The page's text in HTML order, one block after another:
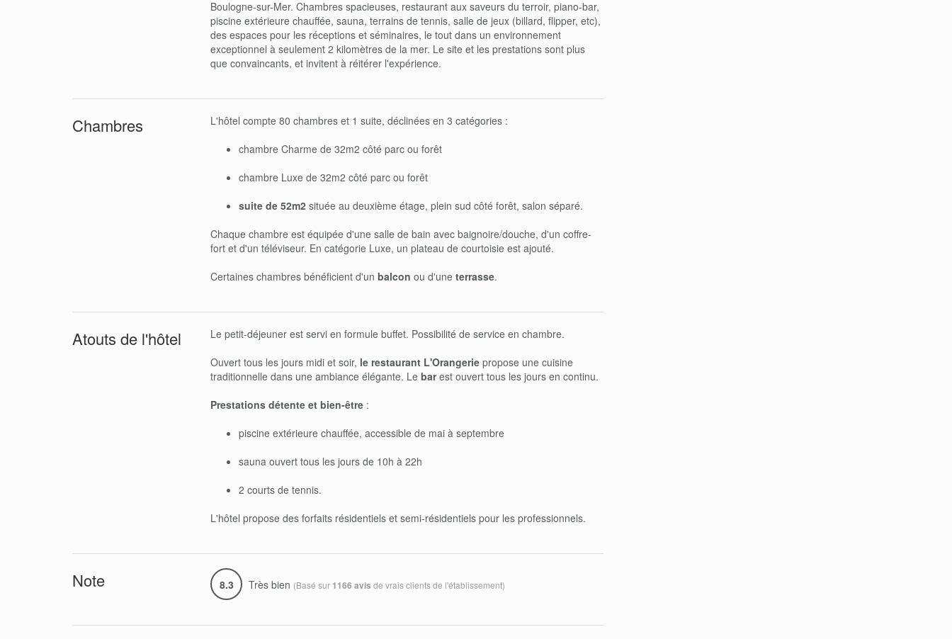
Boulogne-sur-Mer. Chambres spacieuses, restaurant aux saveurs du terroir, piano-bar,
piscine extérieure chauffée, sauna, terrains de tennis, salle de jeux (billard, flipper, etc),
des espaces pour les réceptions et séminaires, le tout dans un environnement
exceptionnel à seulement 2 kilomètres de la mer. Le site et les prestations sont plus
que convaincants, et invitent à réitérer l'expérience.
Chambres
L'hôtel compte 80 chambres et 1 suite, déclinées en 3 catégories :
chambre Charme de 32m2 côté parc ou forêt
chambre Luxe de 32m2 côté parc ou forêt
suite de 52m2 située au deuxième étage, plein sud côté forêt, salon séparé.
Chaque chambre est équipée d'une salle de bain avec baignoire/douche, d'un coffre-
fort et d'un téléviseur. En catégorie Luxe, un plateau de courtoisie est ajouté.
Certaines chambres bénéficient d'un balcon ou d'une terrasse.
Atouts de l'hôtel
Le petit-déjeuner est servi en formule buffet. Possibilité de service en chambre.
Ouvert tous les jours midi et soir, le restaurant L'Orangerie propose une cuisine
traditionnelle dans une ambiance élégante. Le barest ouvert tous les jours en continu.
Prestations détente et bien-être :
piscine extérieure chauffée, accessible de mai à septembre
sauna ouvert tous les jours de 10h à 22h
2 courts de tennis.
L'hôtel propose des forfaits résidentiels et semi-résidentiels pour les professionnels.
Note 8.3 Très bien (Basé sur 1166 avis de vrais clients de l'établissement)